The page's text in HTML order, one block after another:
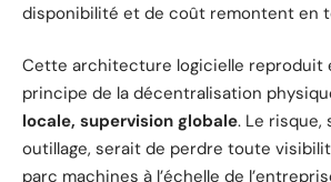
disponibilité et de coût remontent en
Cette architecture logicielle reproduit
principe de la décentralisation
locale, supervision globale. Le risque,
outillage, serait de perdre toute
parc machines à l’échelle de